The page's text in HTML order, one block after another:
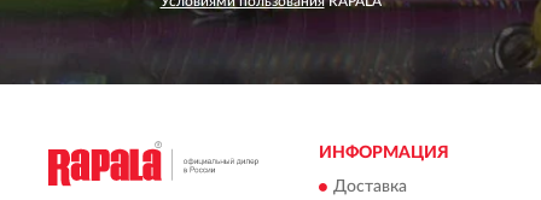
ИНФОРМАЦИЯ
Доставка